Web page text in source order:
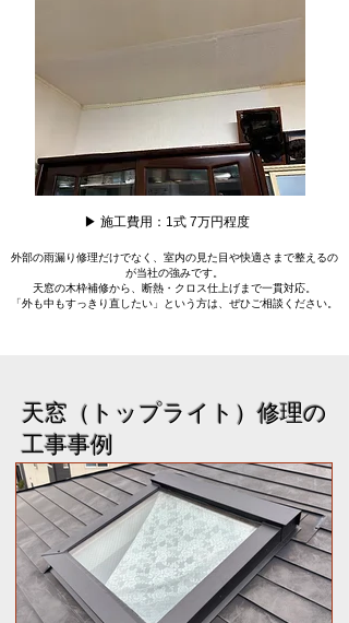
▶ 施工費用：1式 7万円程度
外部の雨漏り修理だけでなく、室内の見た目や快適さまで整えるの
が当社の強みです。
天窓の木枠補修から、断熱・クロス仕上げまで一貫対応。
「外も中もすっきり直したい」という方は、ぜひご相談ください。
天窓（トップライト）修理の
工事事例